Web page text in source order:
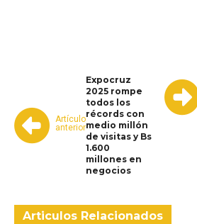
Artículo
anterior
Expocruz
2025 rompe
todos los
récords con
medio millón
de visitas y Bs
1.600
millones en
negocios
Articulos Relacionados